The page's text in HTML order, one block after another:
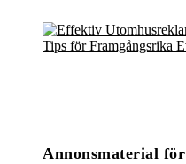
Annonsmaterial för